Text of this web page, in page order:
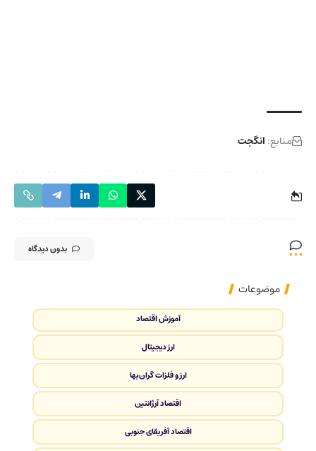
منابع: انگجت
بدون دیدگاه
موضوعات
آموزش اقتصاد
ارز دیجیتال
ارز و فلزات گران‌بها
اقتصاد آرژانتین
اقتصاد آفریقای جنوبی